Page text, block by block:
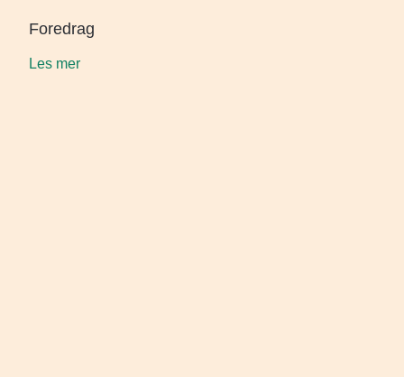
Foredrag
Les mer